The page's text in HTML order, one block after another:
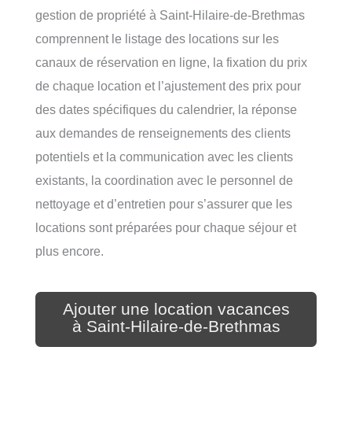
gestion de propriété à Saint-Hilaire-de-Brethmas
comprennent le listage des locations sur les
canaux de réservation en ligne, la fixation du prix
de chaque location et l’ajustement des prix pour
des dates spécifiques du calendrier, la réponse
aux demandes de renseignements des clients
potentiels et la communication avec les clients
existants, la coordination avec le personnel de
nettoyage et d’entretien pour s’assurer que les
locations sont préparées pour chaque séjour et
plus encore.
Ajouter une location vacances
à Saint-Hilaire-de-Brethmas